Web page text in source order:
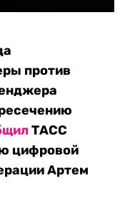
против
ТАСС
цифровой
Артем